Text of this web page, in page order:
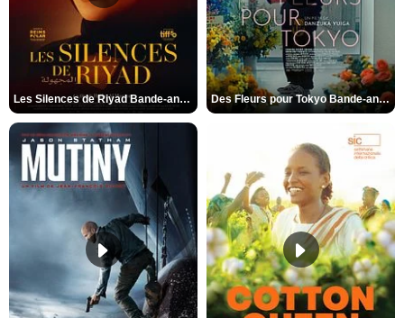
Les Silences de Riyad Bande-annonce VO STFR Des Fleurs pour Tokyo Bande-annonce VO STFR